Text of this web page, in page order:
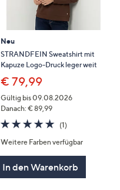
Neu
STRANDFEIN Sweatshirt mit
Kapuze Logo-Druck leger weit
€ 79,99
Gültig bis 09.08.2026
Danach: € 89,99
5.0
von
5
(1)
Weitere Farben verfügbar
In den Warenkorb